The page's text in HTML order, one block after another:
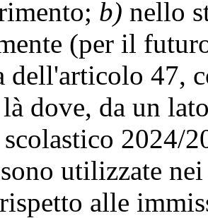
b) nello
(per il
dell'articolo 47,
dove, da un
2024/
utilizzate
alle